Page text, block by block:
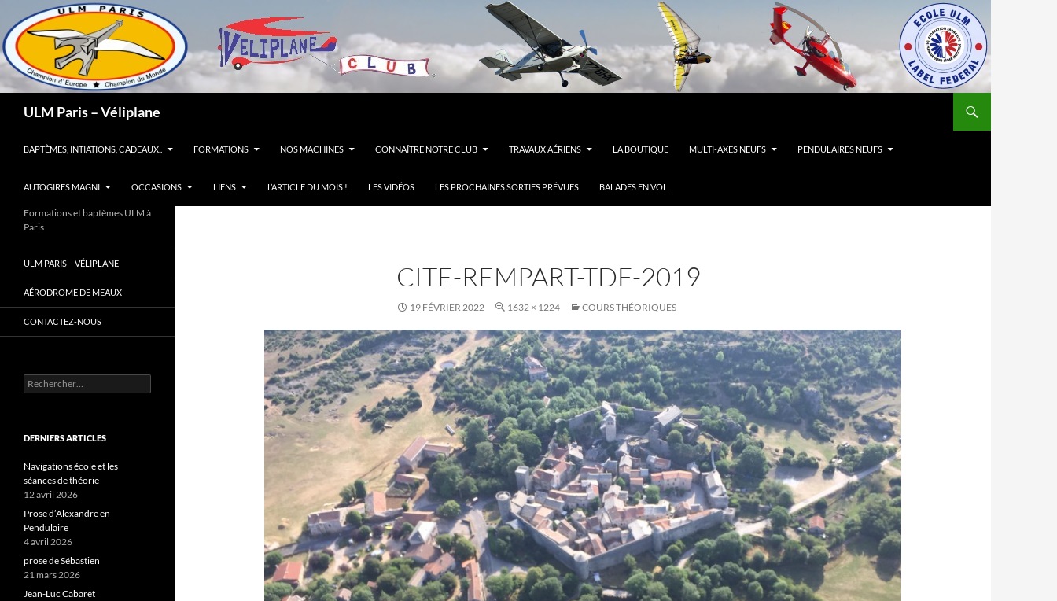
ULM Paris – Véliplane
BAPTÈMES, INTIATIONS, CADEAUX..
FORMATIONS NOS MACHINES CONNAÎTRE NOTRE CLUB TRAVAUX AÉRIENS LA BOUTIQUE MULTI-AXES NEUFS PENDULAIRES NEUFS
AUTOGIRES MAGNI OCCASIONS LIENS L’ARTICLE DU MOIS ! LES VIDÉOS LES PROCHAINES SORTIES PRÉVUES BALADES EN VOL
CITE-REMPART-TDF-2019
19 FÉVRIER 2022 1632 × 1224 COURS THÉORIQUES
Formations et baptèmes ULM à
Paris
ULM PARIS – VÉLIPLANE
AÉRODROME DE MEAUX
CONTACTEZ-NOUS
Rechercher :
DERNIERS ARTICLES
Navigations école et les
séances de théorie
12 avril 2026
Prose d’Alexandre en
Pendulaire
4 avril 2026
prose de Sébastien
21 mars 2026
Jean-Luc Cabaret